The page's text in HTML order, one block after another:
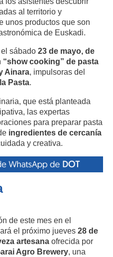
al territorio y
unos productos que son
de Euskadi.
sábado 23 de mayo, de
“show cooking” de pasta
Ainara, impulsoras del
Pasta.
que está planteada
las expertas
para preparar pasta
ingredientes de cercanía
y creativa.
de este mes en el
el próximo jueves 28 de
artesana ofrecida por
Agro Brewery, una